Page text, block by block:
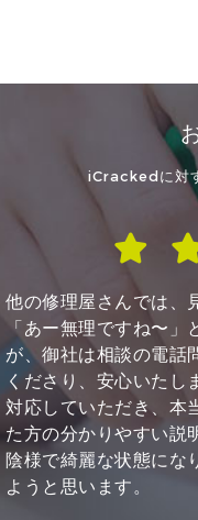
iCrackedに対
主人が13時30分、私が
ャンセルしてまた後日
リー交換をしていただ
大変なのでとても助か
た。 バッテリーの持
修
症状：